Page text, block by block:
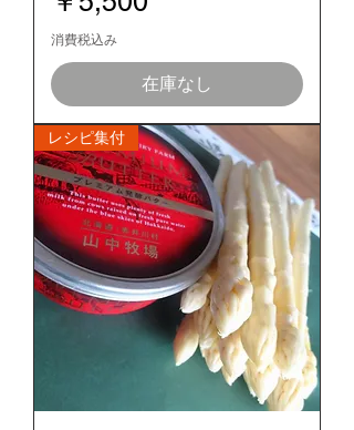
消費税込み
在庫なし
レシピ集付